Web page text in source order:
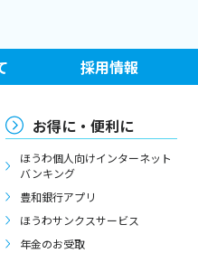
採用情報
お得に・便利に
ほうわ個人向けインターネット
バンキング
豊和銀行アプリ
ほうわサンクスサービス
年金のお受取